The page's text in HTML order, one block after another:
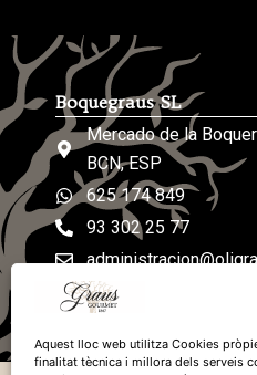
Aquest lloc web utilitza Cookies
finalitat tècnica i millora dels serveis
Boquegraus SL
Mercado de la
BCN, ESP
625 174 849
93 302 25 77
De lunes a sábados: